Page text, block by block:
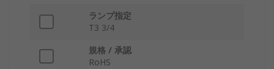
ランプ指定
T3 3/4
規格 / 承認
RoHS